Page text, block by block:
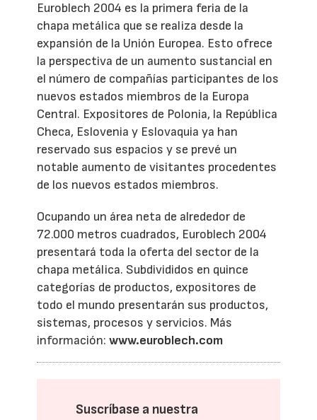
Euroblech 2004 es la primera feria de la
chapa metálica que se realiza desde la
expansión de la Unión Europea. Esto ofrece
la perspectiva de un aumento sustancial en
el número de compañías participantes de los
nuevos estados miembros de la Europa
Central. Expositores de Polonia, la República
Checa, Eslovenia y Eslovaquia ya han
reservado sus espacios y se prevé un
notable aumento de visitantes procedentes
de los nuevos estados miembros.
Ocupando un área neta de alrededor de
72.000 metros cuadrados, Euroblech 2004
presentará toda la oferta del sector de la
chapa metálica. Subdivididos en quince
categorías de productos, expositores de
todo el mundo presentarán sus productos,
sistemas, procesos y servicios. Más
información:www.euroblech.com
Suscríbase a nuestra